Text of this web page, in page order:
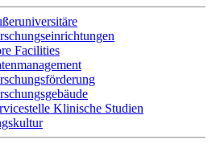
Facilities
Klinische Studien